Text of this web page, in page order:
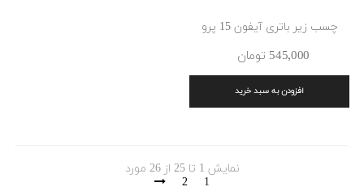
چسب زیر باتری آیفون 15 پرو
545٬000 ‎تومان
افزودن به سبد خرید
نمایش 1 تا 25 از 26 مورد
1
2